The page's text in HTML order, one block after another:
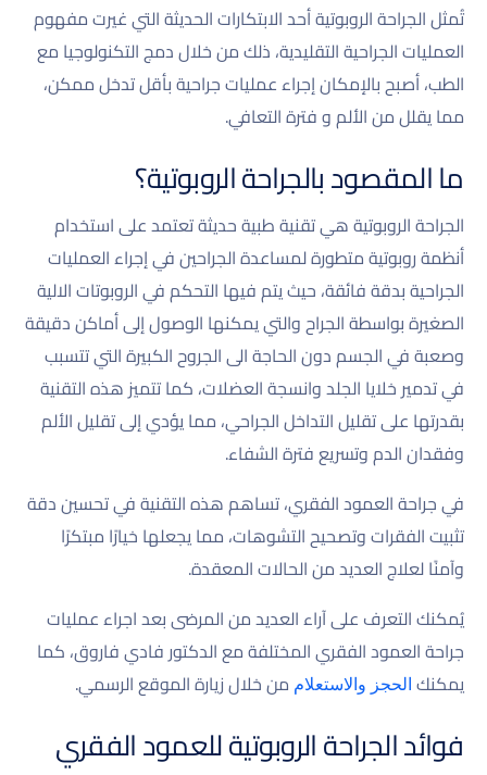
تُمثل الجراحة الروبوتية أحد الابتكارات الحديثة التي غيرت مفهوم
العمليات الجراحية التقليدية، ذلك من خلال دمج التكنولوجيا مع
الطب، أصبح بالإمكان إجراء عمليات جراحية بأقل تدخل ممكن،
مما يقلل من الألم و فترة التعافي.
ما المقصود بالجراحة الروبوتية؟
الجراحة الروبوتية هي تقنية طبية حديثة تعتمد على استخدام
أنظمة روبوتية متطورة لمساعدة الجراحين في إجراء العمليات
الجراحية بدقة فائقة، حيث يتم فيها التحكم في الروبوتات الالية
الصغيرة بواسطة الجراح والتي يمكنها الوصول إلى أماكن دقيقة
وصعبة في الجسم دون الحاجة الى الجروح الكبيرة التي تتسبب
في تدمير خلايا الجلد وانسجة العضلات، كما تتميز هذه التقنية
بقدرتها على تقليل التداخل الجراحي، مما يؤدي إلى تقليل الألم
وفقدان الدم وتسريع فترة الشفاء.
في جراحة العمود الفقري، تساهم هذه التقنية في تحسين دقة
تثبيت الفقرات وتصحيح التشوهات، مما يجعلها خيارًا مبتكرًا
وآمنًا لعلاج العديد من الحالات المعقدة.
يُمكنك التعرف على آراء العديد من المرضى بعد اجراء عمليات
جراحة العمود الفقري المختلفة مع الدكتور فادي فاروق، كما
يمكنك الحجز والاستعلام من خلال زيارة الموقع الرسمي.
‌فوائد الجراحة الروبوتية للعمود الفقري